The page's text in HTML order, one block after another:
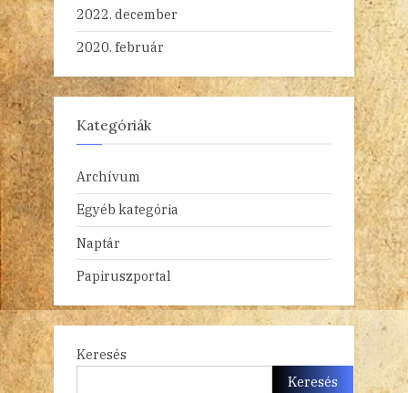
2022. december
2020. február
Kategóriák
Archívum
Egyéb kategória
Naptár
Papiruszportal
Keresés
Keresés